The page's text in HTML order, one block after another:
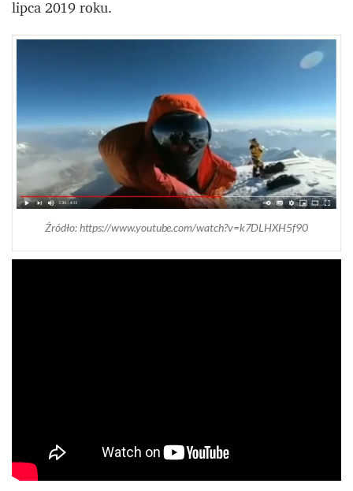
lipca 2019 roku.
Źródło: https://www.youtube.com/watch?v=k7DLHXH5f90